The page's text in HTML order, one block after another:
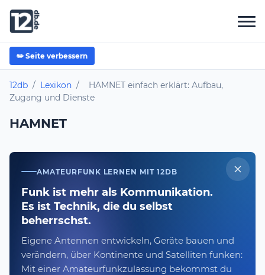
✏️ Seite verbessern
12db / Lexikon /
HAMNET einfach erklärt: Aufbau,
Zugang und Dienste
HAMNET
AMATEURFUNK LERNEN MIT 12DB
Funk ist mehr als Kommunikation.
Es ist Technik, die du selbst
beherrschst.
Eigene Antennen entwickeln, Geräte bauen und
verändern, über Kontinente und Satelliten funken:
Mit einer Amateurfunkzulassung bekommst du